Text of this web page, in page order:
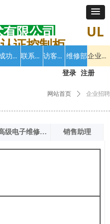
限公司 UL
证控制柜
成功案例 联系我们 访客留言 维修部 企业招聘
登录 注册
网站首页 ꄲ 企业招聘
高级电子维修工程师 销售助理